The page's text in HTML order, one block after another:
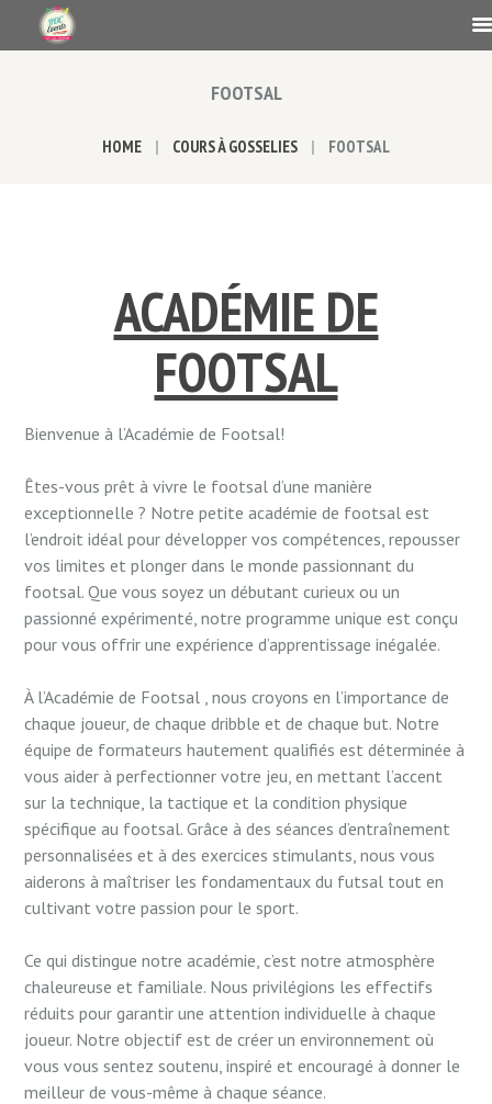
FOOTSAL
HOME COURS À GOSSELIES FOOTSAL
ACADÉMIE DE
FOOTSAL
Bienvenue à l’Académie de Footsal!
Êtes-vous prêt à vivre le footsal d’une manière
exceptionnelle ? Notre petite académie de footsal est
l’endroit idéal pour développer vos compétences, repousser
vos limites et plonger dans le monde passionnant du
footsal. Que vous soyez un débutant curieux ou un
passionné expérimenté, notre programme unique est conçu
pour vous offrir une expérience d’apprentissage inégalée.
À l’Académie de Footsal , nous croyons en l’importance de
chaque joueur, de chaque dribble et de chaque but. Notre
équipe de formateurs hautement qualifiés est déterminée à
vous aider à perfectionner votre jeu, en mettant l’accent
sur la technique, la tactique et la condition physique
spécifique au footsal. Grâce à des séances d’entraînement
personnalisées et à des exercices stimulants, nous vous
aiderons à maîtriser les fondamentaux du futsal tout en
cultivant votre passion pour le sport.
Ce qui distingue notre académie, c’est notre atmosphère
chaleureuse et familiale. Nous privilégions les effectifs
réduits pour garantir une attention individuelle à chaque
joueur. Notre objectif est de créer un environnement où
vous vous sentez soutenu, inspiré et encouragé à donner le
meilleur de vous-même à chaque séance.